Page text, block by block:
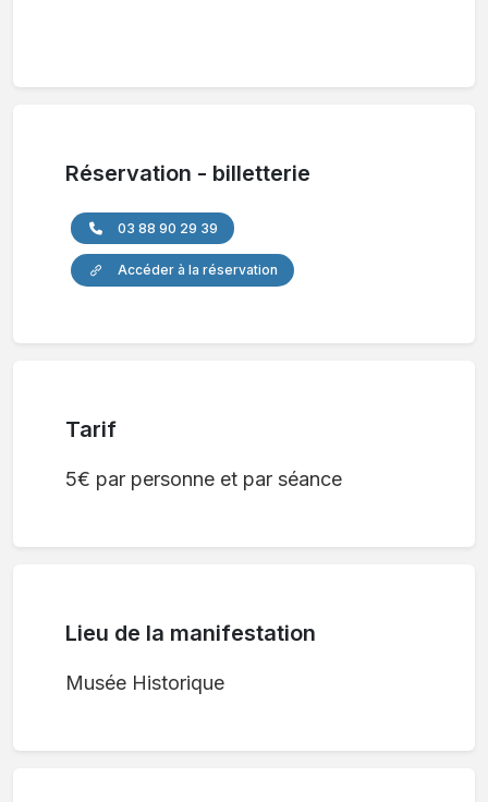
Réservation - billetterie
03 88 90 29 39
Accéder à la réservation
Tarif
5€ par personne et par séance
Lieu de la manifestation
Musée Historique